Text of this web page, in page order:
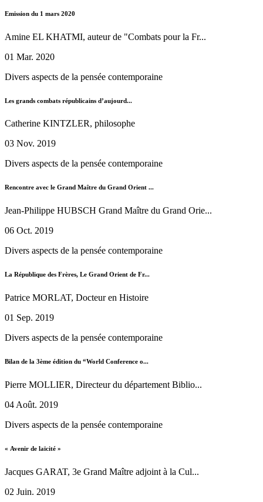
Emission du 1 mars 2020
Amine EL KHATMI, auteur de "Combats pour la Fr...
01 Mar. 2020
Divers aspects de la pensée contemporaine
Les grands combats républicains d’aujourd...
Catherine KINTZLER, philosophe
03 Nov. 2019
Divers aspects de la pensée contemporaine
Rencontre avec le Grand Maître du Grand Orient ...
Jean-Philippe HUBSCH Grand Maître du Grand Orie...
06 Oct. 2019
Divers aspects de la pensée contemporaine
La République des Frères, Le Grand Orient de Fr...
Patrice MORLAT, Docteur en Histoire
01 Sep. 2019
Divers aspects de la pensée contemporaine
Bilan de la 3ème édition du “World Conference o...
Pierre MOLLIER, Directeur du département Biblio...
04 Août. 2019
Divers aspects de la pensée contemporaine
« Avenir de laïcité »
Jacques GARAT, 3e Grand Maître adjoint à la Cul...
02 Juin. 2019